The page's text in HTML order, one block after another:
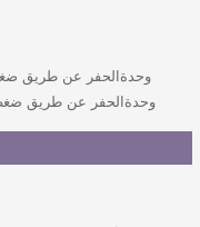
وحدةالحفر عن طريق ضغط الهواء
وحدةالحفر عن طريق ضغط الهواء